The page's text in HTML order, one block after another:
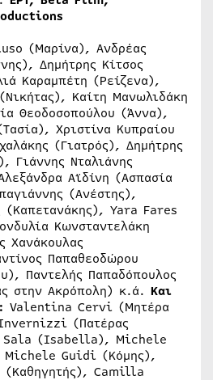
(Μαρίνα), Ανδρέας
Δημήτρης Κίτσος
Καραμπέτη (Ρείζενα),
Καίτη Μανωλιδάκη
Θεοδοσοπούλου (Άννα),
Χριστίνα Κυπραίου
(Γιατρός), Δημήτρης
Γιάννης Νταλιάνης
Αϊδίνη (Ασπασία
(Ανέστης),
(Καπετανάκης), Yara Fares
Κωνσταντελάκη
Χανάκουλας
Παπαθεοδώρου
Παντελής Παπαδόπουλος
στην Ακρόπολη) κ.ά. Και
Valentina Cervi (Μητέρα
(Πατέρας
Sala (Isabella), Michele
Guidi (Kόμης),
Camilla